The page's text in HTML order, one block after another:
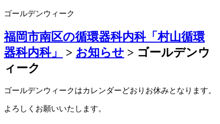
ゴールデンウィーク
福岡市南区の循環器科内科「村山循環
器科内科」
> お知らせ > ゴールデンウ
ィーク
ゴールデンウィークはカレンダーどおりお休みとなります。
よろしくお願いいたします。